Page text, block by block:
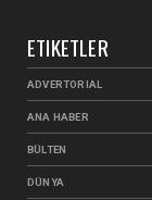
ETIKETLER
ADVERTORIAL
ANA HABER
BÜLTEN
DÜNYA